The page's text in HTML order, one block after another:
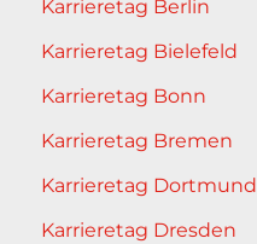
Karrieretag Berlin
Karrieretag Bielefeld
Karrieretag Bonn
Karrieretag Bremen
Karrieretag Dortmund
Karrieretag Dresden